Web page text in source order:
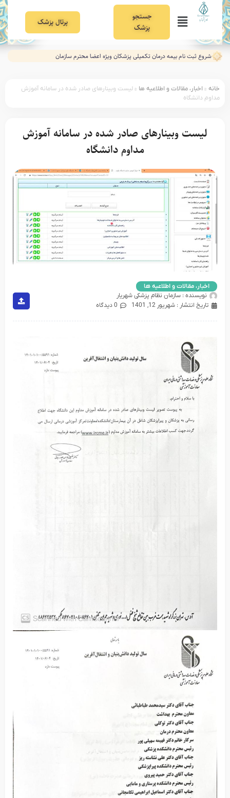
جستجو
پزشک
پرتال پزشک
شروع ثبت نام بیمه درمان تکمیلی پزشکان ویژه اعضا محترم سازمان
خانه » اخبار، مقالات و اطلاعیه ها »لیست وبینارهای صادر شده در سامانه آموزش
مداوم دانشگاه
لیست وبینارهای صادر شده در سامانه آموزش
مداوم دانشگاه
اخبار، مقالات و اطلاعیه ها
نویسنده : سازمان نظام پزشکی شهریار
تاریخ انتشار : شهریور 12, 1401 0 دیدگاه